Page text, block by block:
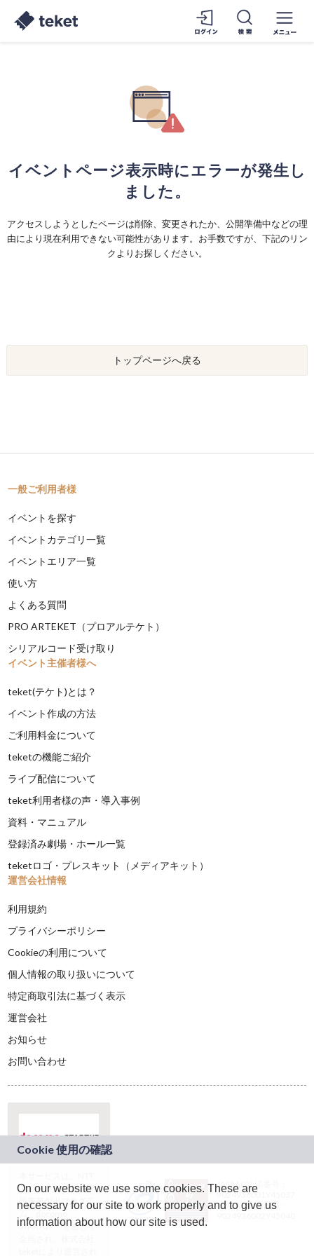
イベントページ表示時にエラーが発生し
ました。
アクセスしようとしたページは削除、変更されたか、公開準備中などの理
由により現在利用できない可能性があります。お手数ですが、下記のリン
クよりお探しください。
トップページへ戻る
一般ご利用者様
イベントを探す
イベントカテゴリ一覧
イベントエリア一覧
使い方
よくある質問
PRO ARTEKET（プロアルテケト）
シリアルコード受け取り
イベント主催者様へ
teket(テケト)とは？
イベント作成の方法
ご利用料金について
teketの機能ご紹介
ライブ配信について
teket利用者様の声・導入事例
資料・マニュアル
登録済み劇場・ホール一覧
teketロゴ・プレスキット（メディアキット）
運営会社情報
利用規約
プライバシーポリシー
Cookieの利用について
個人情報の取り扱いについて
特定商取引法に基づく表示
運営会社
お知らせ
お問い合わせ
ドコモグループの新
規事業創出プログラ
ム「docomo
STARTUP」を通じて
JASRAC許諾番号：
9024936001Y45037
JASRAC許諾番号：
On our website we use some cookies. These are
necessary for our site to work properly and to give us
information about how our site is used.